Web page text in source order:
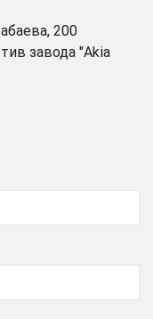
200
завода "Akia